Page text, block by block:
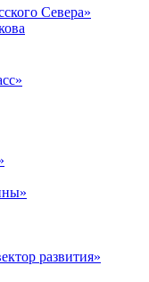
Севера»
развития»